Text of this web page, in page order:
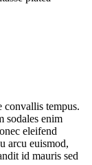
convallis tempus.
sodales enim
eleifend
arcu euismod,
id mauris sed